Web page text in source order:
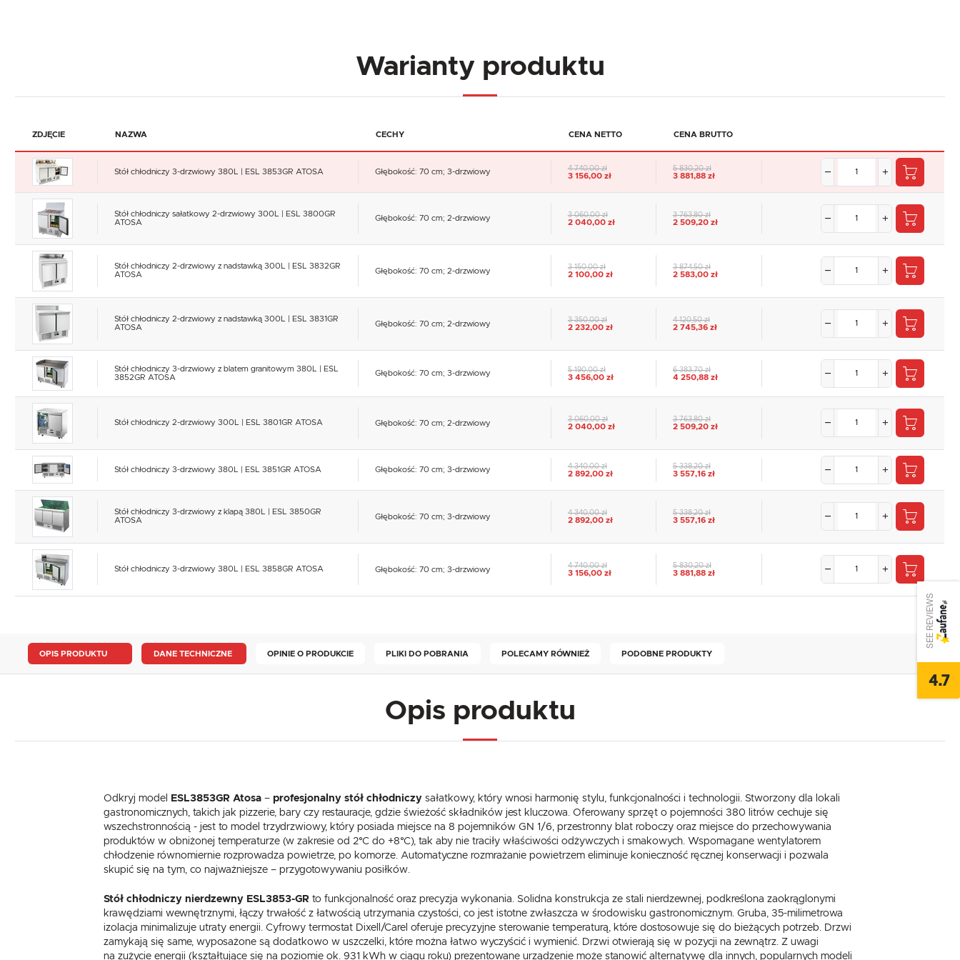
Warianty produktu
ZDJĘCIE NAZWA CECHY CENA NETTO CENA BRUTTO
Stół chłodniczy 3-drzwiowy 380L | ESL 3853GR ATOSA Głębokość: 70 cm; 3-drzwiowy 4 740,00 zł
3 156,00 zł
5 830,20 zł
3 881,88 zł
Stół chłodniczy sałatkowy 2-drzwiowy 300L | ESL 3800GR
ATOSA
Głębokość: 70 cm; 2-drzwiowy 3 060,00 zł
2 040,00 zł
3 763,80 zł
2 509,20 zł
Stół chłodniczy 2-drzwiowy z nadstawką 300L | ESL 3832GR
ATOSA
Głębokość: 70 cm; 2-drzwiowy 3 150,00 zł
2 100,00 zł
3 874,50 zł
2 583,00 zł
Stół chłodniczy 2-drzwiowy z nadstawką 300L | ESL 3831GR
ATOSA
Głębokość: 70 cm; 2-drzwiowy 3 350,00 zł
2 232,00 zł
4 120,50 zł
2 745,36 zł
Stół chłodniczy 3-drzwiowy z blatem granitowym 380L | ESL
3852GR ATOSA
Głębokość: 70 cm; 3-drzwiowy 5 190,00 zł
3 456,00 zł
6 383,70 zł
4 250,88 zł
Stół chłodniczy 2-drzwiowy 300L | ESL 3801GR ATOSA Głębokość: 70 cm; 2-drzwiowy 3 060,00 zł
2 040,00 zł
3 763,80 zł
2 509,20 zł
Stół chłodniczy 3-drzwiowy 380L | ESL 3851GR ATOSA Głębokość: 70 cm; 3-drzwiowy 4 340,00 zł
2 892,00 zł
5 338,20 zł
3 557,16 zł
Stół chłodniczy 3-drzwiowy z klapą 380L | ESL 3850GR
ATOSA
Głębokość: 70 cm; 3-drzwiowy 4 340,00 zł
2 892,00 zł
5 338,20 zł
3 557,16 zł
Stół chłodniczy 3-drzwiowy 380L | ESL 3858GR ATOSA Głębokość: 70 cm; 3-drzwiowy 4 740,00 zł
3 156,00 zł
5 830,20 zł
3 881,88 zł
OPIS PRODUKTU DANE TECHNICZNE OPINIE O PRODUKCIE PLIKI DO POBRANIA POLECAMY RÓWNIEŻ PODOBNE PRODUKTY
Opis produktu
Odkryj model ESL3853GR Atosa – profesjonalny stół chłodniczy sałatkowy, który wnosi harmonię stylu, funkcjonalności i technologii. Stworzony dla lokali
gastronomicznych, takich jak pizzerie, bary czy restauracje, gdzie świeżość składników jest kluczowa. Oferowany sprzęt o pojemności 380 litrów cechuje się
wszechstronnością - jest to model trzydrzwiowy, który posiada miejsce na 8 pojemników GN 1/6, przestronny blat roboczy oraz miejsce do przechowywania
produktów w obniżonej temperaturze (w zakresie od 2°C do +8°C), tak aby nie traciły właściwości odżywczych i smakowych. Wspomagane wentylatorem
chłodzenie równomiernie rozprowadza powietrze, po komorze. Automatyczne rozmrażanie powietrzem eliminuje konieczność ręcznej konserwacji i pozwala
skupić się na tym, co najważniejsze – przygotowywaniu posiłków.
Stół chłodniczy nierdzewny ESL3853-GRto funkcjonalność oraz precyzja wykonania. Solidna konstrukcja ze stali nierdzewnej, podkreślona zaokrąglonymi
krawędziami wewnętrznymi, łączy trwałość z łatwością utrzymania czystości, co jest istotne zwłaszcza w środowisku gastronomicznym. Gruba, 35-milimetrowa
izolacja minimalizuje utraty energii. Cyfrowy termostat Dixell/Carel oferuje precyzyjne sterowanie temperaturą, które dostosowuje się do bieżących potrzeb. Drzwi
zamykają się same, wyposażone są dodatkowo w uszczelki, które można łatwo wyczyścić i wymienić. Drzwi otwierają się w pozycji na zewnątrz. Z uwagi
na zużycie energii (kształtujące się na poziomie ok. 931 kWh w ciągu roku) prezentowane urządzenie może stanowić alternatywę dla innych, popularnych modeli
USTAWIENIA
Szanujemy Twoją prywatność. Możesz zmienić ustawienia cookies lub zaakceptować je
wszystkie. W dowolnym momencie możesz dokonać zmiany swoich ustawień.
Niezbędne
Niezbędne pliki cookies służą do prawidłowego funkcjonowania strony internetowej i umożliwiają Ci
komfortowe korzystanie z oferowanych przez nas usług.
Pliki cookies odpowiadają na podejmowane przez Ciebie działania w celu m.in. dostosowania Twoich
ustawień preferencji prywatności, logowania czy wypełniania formularzy. Dzięki plikom cookies strona,
z której korzystasz, może działać bez zakłóceń.
Więcej
USTAWIENIA REGIONALNE
Lokalizacja
Polska
SEE REVIEWS
4.7